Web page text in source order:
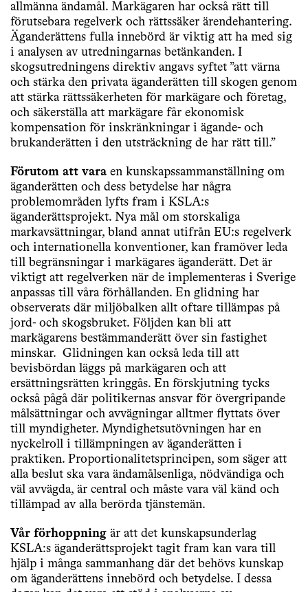
allmänna ändamål. Markägaren har också rätt till
förutsebara regelverk och rättssäker ärendehantering.
Äganderättens fulla innebörd är viktig att ha med sig
i analysen av utredningarnas betänkanden. I
skogsutredningens direktiv angavs syftet ”att värna
och stärka den privata äganderätten till skogen genom
att stärka rättssäkerheten för markägare och företag,
och säkerställa att markägare får ekonomisk
kompensation för inskränkningar i ägande- och
brukanderätten i den utsträckning de har rätt till.”
Förutom att vara en kunskapssammanställning om
äganderätten och dess betydelse har några
problemområden lyfts fram i KSLA:s
äganderättsprojekt. Nya mål om storskaliga
markavsättningar, bland annat utifrån EU:s regelverk
och internationella konventioner, kan framöver leda
till begränsningar i markägares äganderätt. Det är
viktigt att regelverken när de implementeras i Sverige
anpassas till våra förhållanden. En glidning har
observerats där miljöbalken allt oftare tillämpas på
jord- och skogsbruket. Följden kan bli att
markägarens bestämmanderätt över sin fastighet
minskar. Glidningen kan också leda till att
bevisbördan läggs på markägaren och att
ersättningsrätten kringgås. En förskjutning tycks
också pågå där politikernas ansvar för övergripande
målsättningar och avvägningar alltmer flyttats över
till myndigheter. Myndighetsutövningen har en
nyckelroll i tillämpningen av äganderätten i
praktiken. Proportionalitetsprincipen, som säger att
alla beslut ska vara ändamålsenliga, nödvändiga och
väl avvägda, är central och måste vara väl känd och
tillämpad av alla berörda tjänstemän.
Vår förhoppning är att det kunskapsunderlag
KSLA:s äganderättsprojekt tagit fram kan vara till
hjälp i många sammanhang där det behövs kunskap
om äganderättens innebörd och betydelse. I dessa